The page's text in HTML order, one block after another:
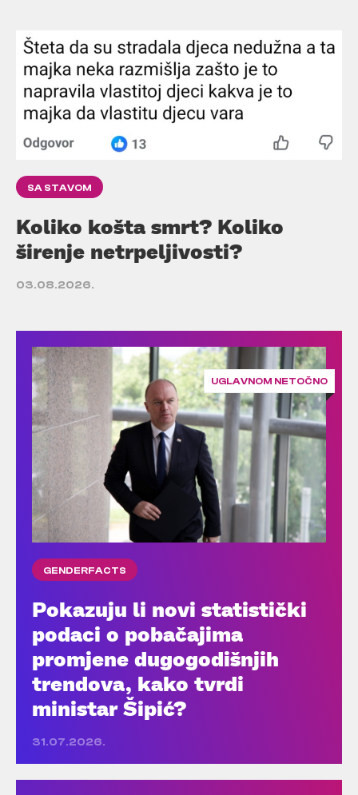
SA STAVOM
Koliko košta smrt? Koliko
širenje netrpeljivosti?
03.08.2026.
UGLAVNOM NETOČNO
GENDERFACTS
Pokazuju li novi statistički
podaci o pobačajima
promjene dugogodišnjih
trendova, kako tvrdi
ministar Šipić?
31.07.2026.